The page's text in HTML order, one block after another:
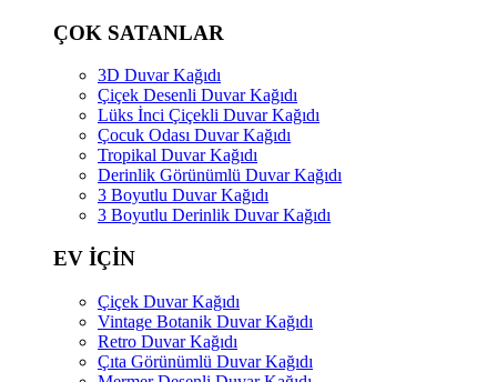
ÇOK SATANLAR
3D Duvar Kağıdı
Çiçek Desenli Duvar Kağıdı
Lüks İnci Çiçekli Duvar Kağıdı
Çocuk Odası Duvar Kağıdı
Tropikal Duvar Kağıdı
Derinlik Görünümlü Duvar Kağıdı
3 Boyutlu Duvar Kağıdı
3 Boyutlu Derinlik Duvar Kağıdı
EV İÇİN
Çiçek Duvar Kağıdı
Vintage Botanik Duvar Kağıdı
Retro Duvar Kağıdı
Çıta Görünümlü Duvar Kağıdı